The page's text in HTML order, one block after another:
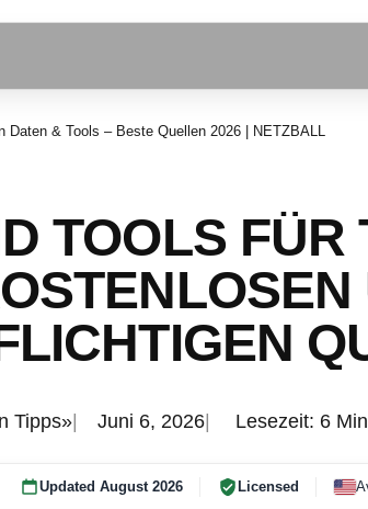
Daten & Tools – Beste Quellen 2026 | NETZBALL
TOOLS
Tipps» Juni 6, 2026 Lesezeit: 6 Min
Updated August 2026 Licensed